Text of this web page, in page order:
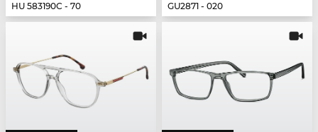
HU 583190C - 70
GU2871 - 020